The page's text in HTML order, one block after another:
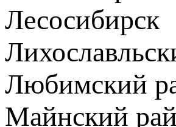
Лесосибирск
Любимский
Майнский